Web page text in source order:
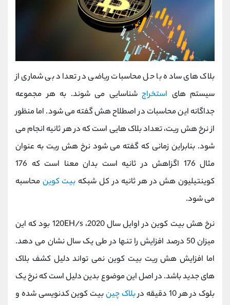
بلاک های ساده با حل محاسبات ریاضی در تعداد بی شماری از
سیستم های استخراج شناسایی می شوند. به هر مجموعه
جداگانه این محاسبات در اصطلاح هش گفته می شود. اما منظور
از نرخ هش ریت، تعداد بلاک هایی است که در هر ثانیه انجام می
شود. بنابراین زمانی که گفته می شود نرخ هش ریت به عنوان
مثال 176 اگزاهش در ثانیه است بدان معنا است که 176
کوینتیلیون هش در هر ثانیه در کل شبکه بیت کوین محاسبه
می شود.
نرخ هش بیت کوین در اوایل سال 2020، 120EH/s بود که این
میزان 50 درصد افزایش را تنها در طی یک سال نشان می دهد.
اما افزایش هش ریت بیت کوین نمی تواند دلیل کشف بلاک
های جدید باشد. در اصل این موضوع بدین دلیل است که نرخ یک
بلوک در هر 10 دقیقه در
بلاک چینبیت کوین کدنویسی شده و